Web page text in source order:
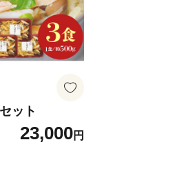
下がりま
に役立つ
はなく、
生み出し
ット
23,000円